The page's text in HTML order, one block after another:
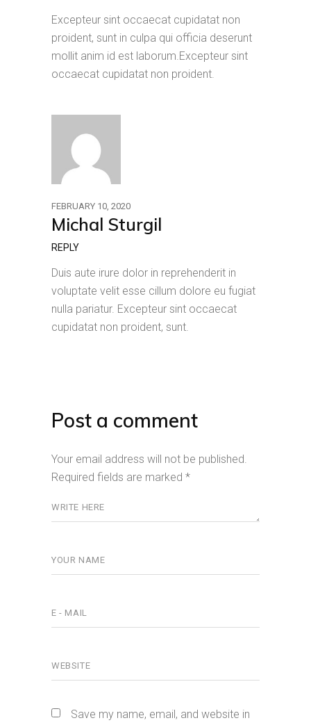
Excepteur sint occaecat cupidatat non
proident, sunt in culpa qui officia deserunt
mollit anim id est laborum.Excepteur sint
occaecat cupidatat non proident.
FEBRUARY 10, 2020
Michal Sturgil
REPLY
Duis aute irure dolor in reprehenderit in
voluptate velit esse cillum dolore eu fugiat
nulla pariatur. Excepteur sint occaecat
cupidatat non proident, sunt.
Post a comment
Your email address will not be published.
Required fields are marked *
Save my name, email, and website in